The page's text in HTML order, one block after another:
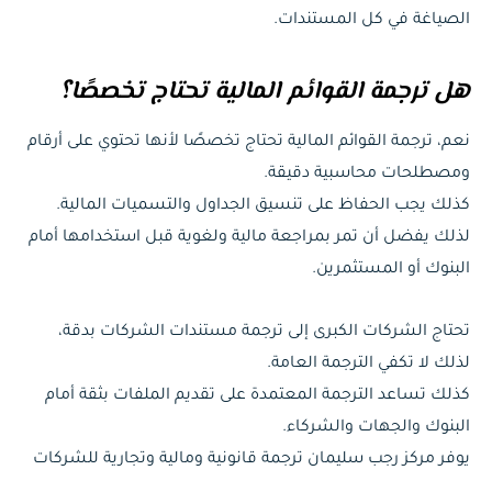
الصياغة في كل المستندات.
هل ترجمة القوائم المالية تحتاج تخصصًا؟
نعم، ترجمة القوائم المالية تحتاج تخصصًا لأنها تحتوي على أرقام
ومصطلحات محاسبية دقيقة.
كذلك يجب الحفاظ على تنسيق الجداول والتسميات المالية.
لذلك يفضل أن تمر بمراجعة مالية ولغوية قبل استخدامها أمام
البنوك أو المستثمرين.
تحتاج الشركات الكبرى إلى ترجمة مستندات الشركات بدقة،
لذلك لا تكفي الترجمة العامة.
كذلك تساعد الترجمة المعتمدة على تقديم الملفات بثقة أمام
البنوك والجهات والشركاء.
يوفر مركز رجب سليمان ترجمة قانونية ومالية وتجارية للشركات